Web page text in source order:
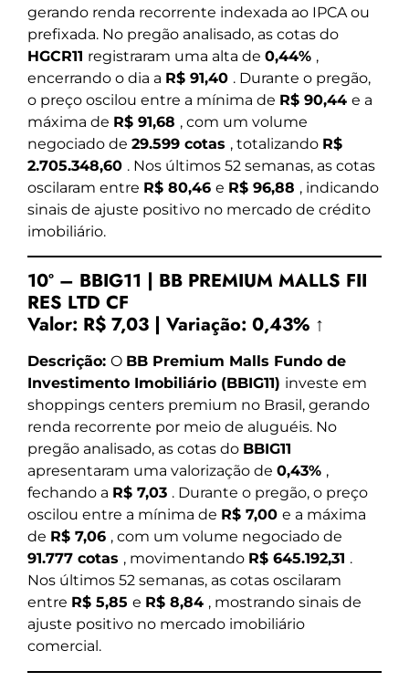
gerando renda recorrente indexada ao IPCA ou
prefixada. No pregão analisado, as cotas do
HGCR11 registraram uma alta de 0,44% ,
encerrando o dia a R$ 91,40 . Durante o pregão,
o preço oscilou entre a mínima de R$ 90,44 e a
máxima de R$ 91,68 , com um volume
negociado de 29.599 cotas , totalizando R$
2.705.348,60 . Nos últimos 52 semanas, as cotas
oscilaram entre R$ 80,46 e R$ 96,88 , indicando
sinais de ajuste positivo no mercado de crédito
imobiliário.
10º – BBIG11 | BB PREMIUM MALLS FII
RES LTD CF
Valor: R$ 7,03 | Variação: 0,43% ↑
Descrição: O BB Premium Malls Fundo de
Investimento Imobiliário (BBIG11) investe em
shoppings centers premium no Brasil, gerando
renda recorrente por meio de aluguéis. No
pregão analisado, as cotas do BBIG11
apresentaram uma valorização de 0,43% ,
fechando a R$ 7,03 . Durante o pregão, o preço
oscilou entre a mínima de R$ 7,00 e a máxima
de R$ 7,06 , com um volume negociado de
91.777 cotas , movimentando R$ 645.192,31 .
Nos últimos 52 semanas, as cotas oscilaram
entre R$ 5,85 e R$ 8,84 , mostrando sinais de
ajuste positivo no mercado imobiliário
comercial.